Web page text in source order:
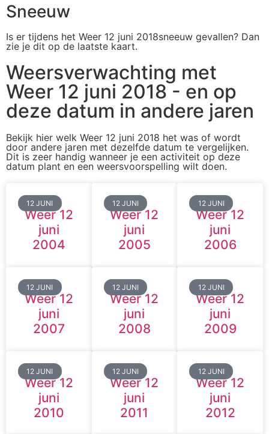
Sneeuw
Is er tijdens het Weer 12 juni 2018sneeuw gevallen? Dan
zie je dit op de laatste kaart.
Weersverwachting met
Weer 12 juni 2018 - en op
deze datum in andere jaren
Bekijk hier welk Weer 12 juni 2018 het was of wordt
door andere jaren met dezelfde datum te vergelijken.
Dit is zeer handig wanneer je een activiteit op deze
datum plant en een weersvoorspelling wilt doen.
12 JUNI
Weer 12
juni
2004
12 JUNI
Weer 12
juni
2005
12 JUNI
Weer 12
juni
2006
12 JUNI
Weer 12
juni
2007
12 JUNI
Weer 12
juni
2008
12 JUNI
Weer 12
juni
2009
12 JUNI
Weer 12
juni
2010
12 JUNI
Weer 12
juni
2011
12 JUNI
Weer 12
juni
2012